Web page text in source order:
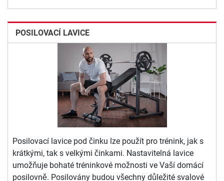
POSILOVACÍ LAVICE
Posilovací lavice pod činku lze použít pro trénink, jak s
krátkými, tak s velkými činkami. Nastavitelná lavice
umožňuje bohaté tréninkové možnosti ve Vaší domácí
posilovně. Posilovány budou všechny důležité svalové